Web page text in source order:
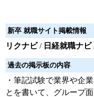
新卒 就職サイト掲載情報
リクナビ/ 日経就職ナビ
過去の掲示板の内容
・筆記試験で業界や企
とを書いて、グループ